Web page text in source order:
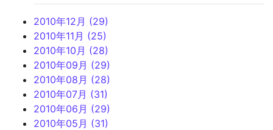
2010年12月 (29)
2010年11月 (25)
2010年10月 (28)
2010年09月 (29)
2010年08月 (28)
2010年07月 (31)
2010年06月 (29)
2010年05月 (31)